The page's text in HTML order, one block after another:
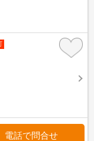
電話で問合せ